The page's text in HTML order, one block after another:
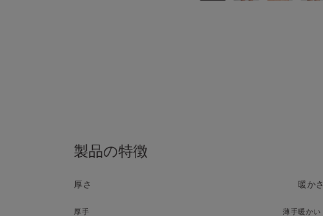
製品の特徴
厚さ
厚手 薄手
暖かさ
暖かい